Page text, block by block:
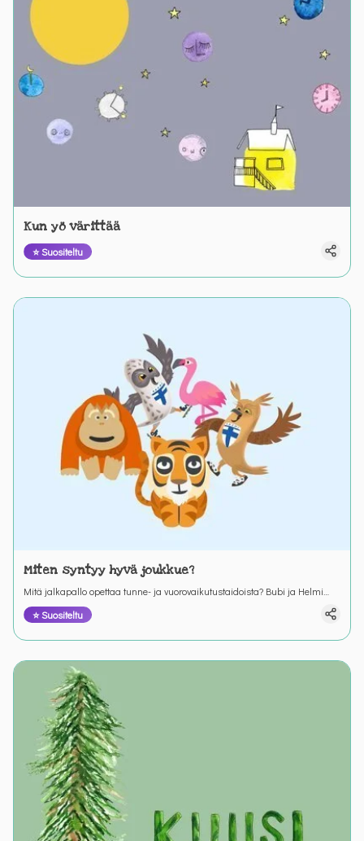
Kun yö värittää
⭐ Suositeltu
Miten syntyy hyvä joukkue?
Mitä jalkapallo opettaa tunne- ja vuorovaikutustaidoista? Bubi ja Helmi
opettavat ystäviään joukkuehengestä.
⭐ Suositeltu